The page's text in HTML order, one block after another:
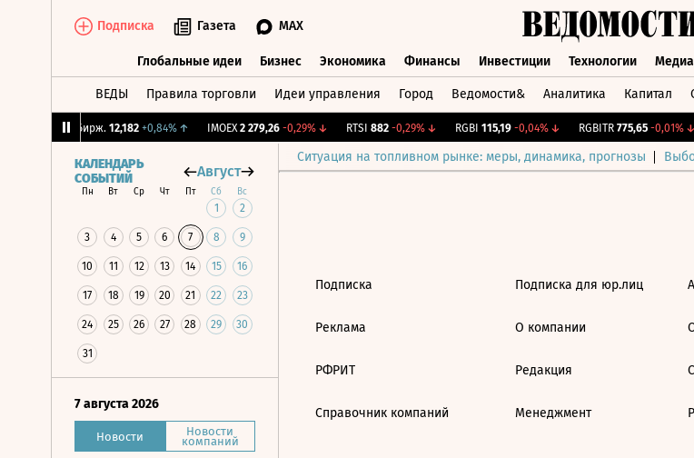
Подписка Газета MAX
Глобальные идеи Бизнес Экономика Финансы Инвестиции Технологии Медиа
ВЕДЫ Правила торговли Идеи управления Город Ведомости& Аналитика Капитал
CNY Бирж. 12,182 +0,84%↑ IMOEX 2 279,26 -0,29%↓ RTSI 882 -0,29%↓ RGBI 115,19 -0,04%↓ RGBITR 775,65 -0,01%↓
Ситуация на топливном рынке: меры, динамика, прогнозы
КАЛЕНДАРЬ
СОБЫТИЙ
Август
Пн Вт Ср Чт Пт Сб Вс
1 2
3 4 5 6 7 8 9
10 11 12 13 14 15 16
17 18 19 20 21 22 23
24 25 26 27 28 29 30
31
7 августа 2026
Новости Новости
компаний
Подписка
Реклама
РФРИТ
Справочник компаний
Подписка для юр.лиц
О компании
Редакция
Менеджмент